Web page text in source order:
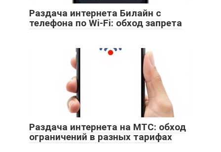
Раздача интернета Билайн с
телефона по Wi-Fi: обход запрета
Раздача интернета на МТС: обход
ограничений в разных тарифах